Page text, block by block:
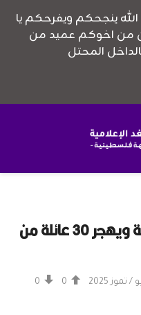
الاحتلال يقتحم بلدات بالضفة ويهجر 30 عائلة من
0
0